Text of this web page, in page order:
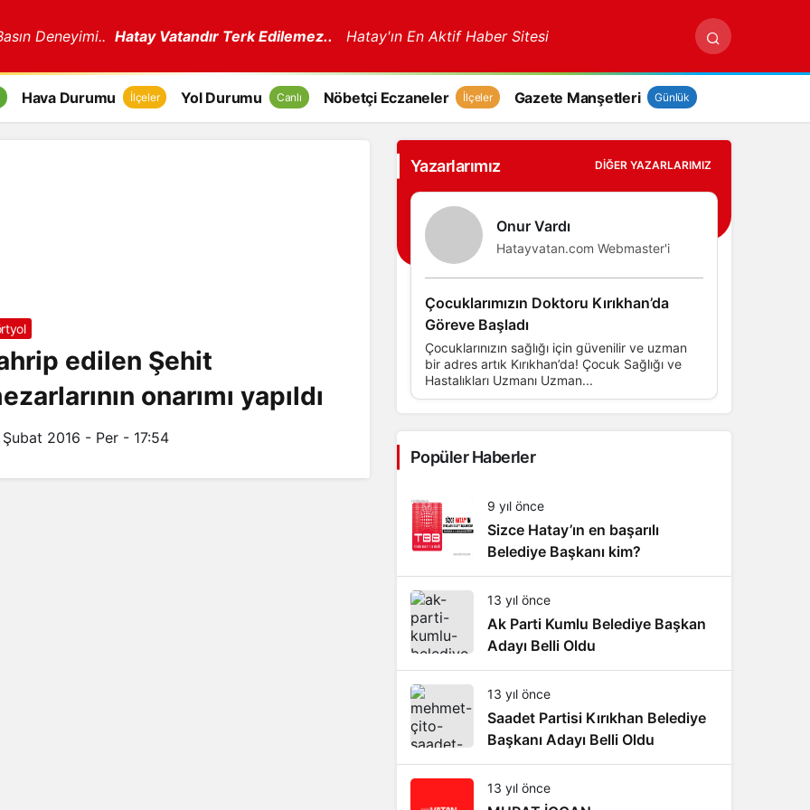
Deneyimi.. Hatay Vatandır Terk Edilemez.. Hatay'ın En Aktif Haber Sitesi
Hava Durumu İlçeler Yol Durumu Canlı Nöbetçi Eczaneler İlçeler Gazete Manşetleri Günlük
edilen Şehit
onarımı yapıldı
2016 - Per - 17:54
Yazarlarımız DIĞER YAZARLARIMIZ
Onur Vardı
Hatayvatan.com Webmaster'i
Çocuklarımızın Doktoru Kırıkhan’da
Göreve Başladı
Çocuklarınızın sağlığı için güvenilir ve uzman
bir adres artık Kırıkhan’da! Çocuk Sağlığı ve
Hastalıkları Uzmanı Uzman...
Popüler Haberler
9 yıl önce
Sizce Hatay’ın en başarılı
Belediye Başkanı kim?
13 yıl önce
Ak Parti Kumlu Belediye Başkan
Adayı Belli Oldu
13 yıl önce
Saadet Partisi Kırıkhan Belediye
Başkanı Adayı Belli Oldu
13 yıl önce